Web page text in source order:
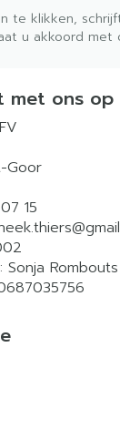
te klikken,
u akkoord met
met ons op
Goor
15
Sonja Rombouts